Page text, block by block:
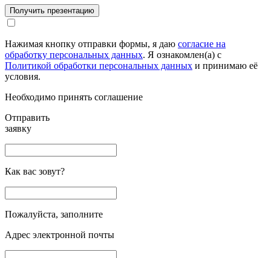
Получить презентацию
Нажимая кнопку отправки формы, я даю согласие на
обработку персональных данных. Я ознакомлен(а) с
Политикой обработки персональных данных и принимаю её
условия.
Необходимо принять соглашение
Отправить
заявку
Как вас зовут?
Пожалуйста, заполните
Адрес электронной почты